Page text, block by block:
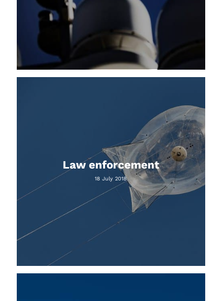
Law enforcement
18 July 2018